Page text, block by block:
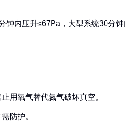
钟内压升≤67Pa，大型系统30分
用氧气替代氮气破坏真空。
防护。